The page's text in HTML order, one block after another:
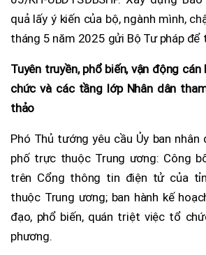
quả lấy ý kiến của bộ, ngành mình,
tháng 5 năm 2025 gửi Bộ Tư pháp để
Tuyên truyền, phổ biến, vận động
chức và các tầng lớp Nhân dân
thảo
Phó Thủ tướng yêu cầu Ủy ban nhân
phố trực thuộc Trung ương: Công
trên Cổng thông tin điện tử của
thuộc Trung ương; ban hành kế
đạo, phổ biến, quán triệt việc tổ
phương.